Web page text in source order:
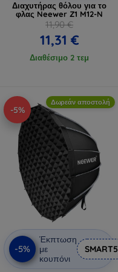
Διαχυτήρας θόλου για το
φλας Neewer Z1 M12-N
11,90 €
11,31 €
Διαθέσιμο 2 τεμ
-5%
Δωρεάν αποστολή
-5%
Έκπτωση
με
κουπόνι
SMART5